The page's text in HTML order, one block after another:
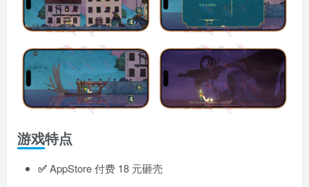
游戏特点
✅AppStore 付费 18 元砸壳